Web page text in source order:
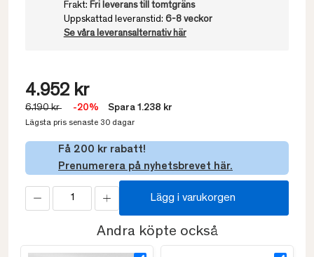
Frakt: Fri leverans till tomtgräns
Uppskattad leveranstid: 6-8 veckor
Se våra leveransalternativ här
4.952 kr
6.190 kr -20% Spara 1.238 kr
Lägsta pris senaste 30 dagar
Få 200 kr rabatt!
Prenumerera på nyhetsbrevet här.
Lägg i varukorgen
Andra köpte också